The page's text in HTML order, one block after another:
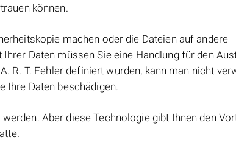
können.
machen oder die Dateien auf andere
Daten müssen Sie eine Handlung für den
R. T. Fehler definiert wurden, kann man nicht
Ihre Daten beschädigen.
Aber diese Technologie gibt Ihnen den